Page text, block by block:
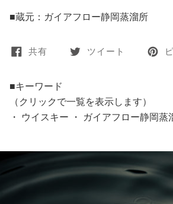
■蔵元：ガイアフロー静岡蒸溜所
共有 ツイート
■キーワード
（クリックで一覧を表示します）
・
ウイスキー ・ ガイアフロー静岡蒸